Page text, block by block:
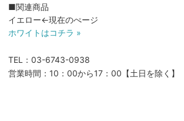
■関連商品
イエロー←現在のぺージ
ホワイトはコチラ »
TEL：03-6743-0938
営業時間：10：00から17：00【土日を除く】